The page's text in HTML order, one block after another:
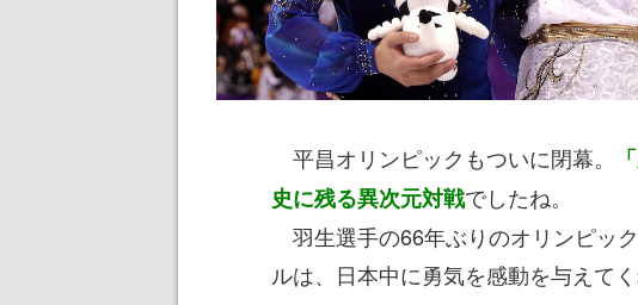
平昌オリンピックもついに閉幕。
史に残る異次元対戦でしたね。
羽生選手の66年ぶりのオリンピッ
ルは、日本中に勇気を感動を与えてく